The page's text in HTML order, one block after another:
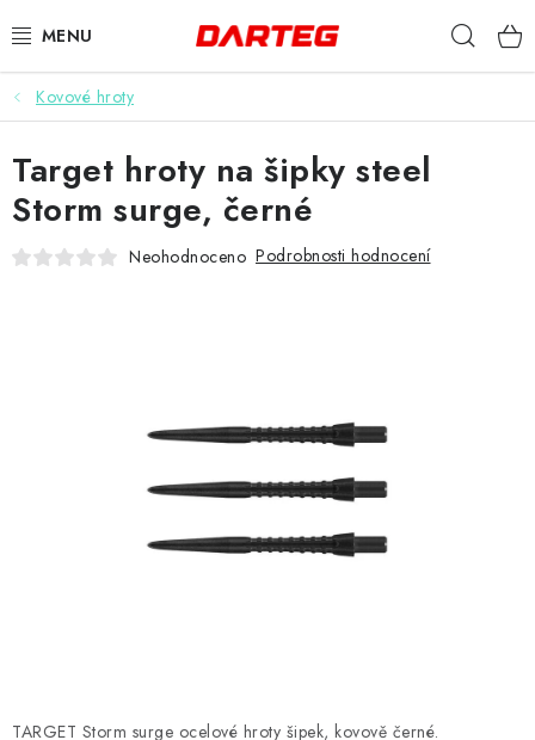
na
ŠIPKY
TERČE
DOPLŇKY K TERČI
PŘÍSLUŠENSTVÍ
TERČE A ŠIPKY
Kovové hroty
TARGET Storm surge ocelové hroty šipek, kovově černé.
Target hroty na šipky steel
Storm surge, černé
Neohodnoceno Podrobnosti hodnocení